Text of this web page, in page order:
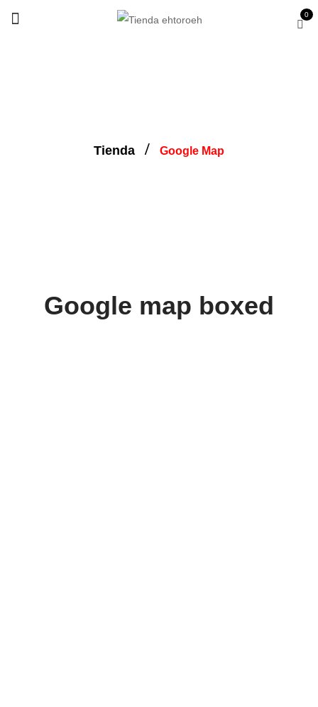
0
Tienda Google Map
Google map boxed